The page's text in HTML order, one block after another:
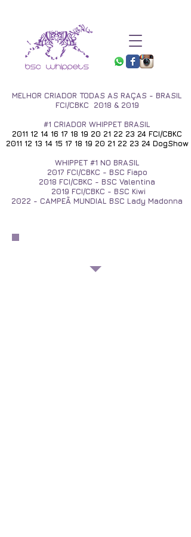
MELHOR CRIADOR TODAS AS RAÇAS - BRASIL
FCI/CBKC 2018 & 2019
#1 CRIADOR WHIPPET BRASIL
2011 12 14 16 17 18 19 20 21 22 23 24 FCI/CBKC
2011 12 13 14 15 17 18 19 20 21 22 23 24DogShow
WHIPPET #1 NO BRASIL
2017 FCI/CBKC - BSC Fiapo
2018 FCI/CBKC - BSC Valentina
2019 FCI/CBKC - BSC Kiwi
2022 - CAMPEÃ MUNDIAL BSC Lady Madonna